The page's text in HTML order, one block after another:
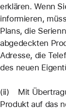
erklären. Wenn
informieren,
Plans, die
abgedeckten
Adresse, die
des neuen
(ii) Mit
Produkt auf das